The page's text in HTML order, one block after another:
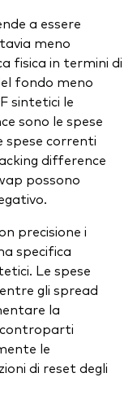
a essere
meno
fisica in termini di
fondo meno
sintetici le
sono le spese
spese correnti
difference
possono
precisione i
specifica
Le spese
gli spread
la
controparti
le
di reset degli